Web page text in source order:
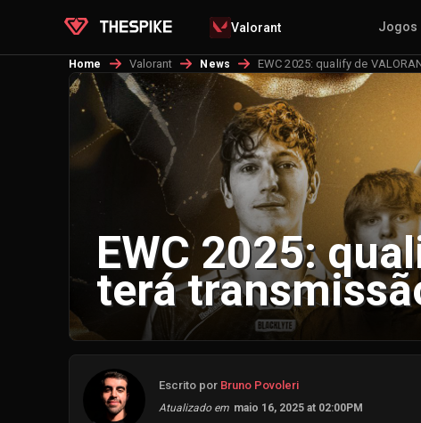
Valorant Jogos
Home Valorant News EWC 2025: qualify de
EWC 2025:
terá
Escrito por Bruno Povoleri
Atualizado em maio 16, 2025 at 02:00PM